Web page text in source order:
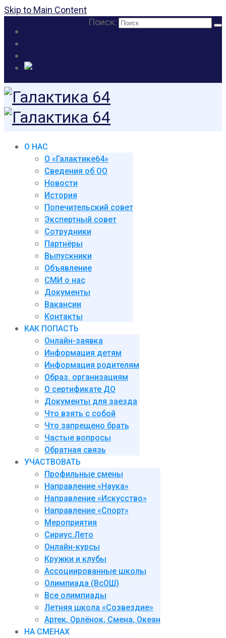
Skip to Main Content
Поиск:
О НАС
О «Галактике64»
Сведения об ОО
Новости
История
Попечительский совет
Экспертный совет
Сотрудники
Партнёры
Выпускники
Объявление
СМИ о нас
Документы
Вакансии
Контакты
КАК ПОПАСТЬ
Онлайн-заявка
Информация детям
Информация родителям
Образ. организациям
О сертификате ДО
Документы для заезда
Что взять с собой
Что запрещено брать
Частые вопросы
Обратная связь
УЧАСТВОВАТЬ
Профильные смены
Направление «Наука»
Направление «Искусство»
Направление «Спорт»
Мероприятия
Сириус.Лето
Онлайн-курсы
Кружки и клубы
Ассоциированные школы
Олимпиада (ВсОШ)
Все олимпиады
Летняя школа «Созвездие»
Артек, Орлёнок, Смена, Океан
НА СМЕНАХ